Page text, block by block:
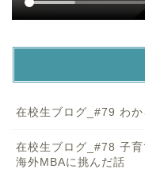
在校生ブログ_#79 わ
在校生ブログ_#78 子
海外MBAに挑んだ話